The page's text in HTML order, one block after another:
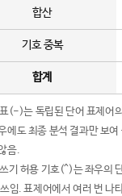
합산
기호 중복
합계
(-)는 독립된 단어 표제어의
에도 최종 분석 결과만 보
음.
기 허용 기호(^)는 좌우의
임. 표제어에서 여러 번 나